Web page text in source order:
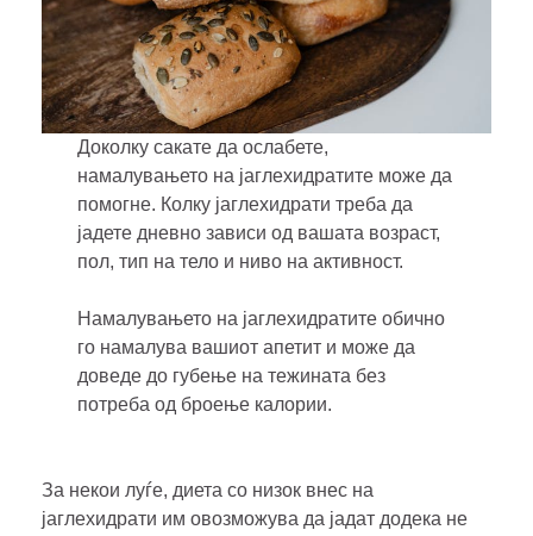
фокусирате
Колку тежина можете да изгубите?
Заклучок
Доколку сакате да ослабете,
намалувањето на јаглехидратите може да
помогне. Колку јаглехидрати треба да
јадете дневно зависи од вашата возраст,
пол, тип на тело и ниво на активност.
Намалувањето на јаглехидратите обично
го намалува вашиот апетит и може да
доведе до губење на тежината без
потреба од броење калории.
За некои луѓе, диета со низок внес на
јаглехидрати им овозможува да јадат додека не